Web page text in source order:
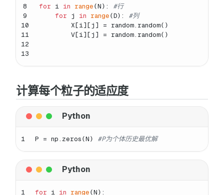
8
9
10
11
12
13
for i in range (N): #行
for j in range (D): #列
        X[i][j] = random.random()
        V[i][j] = random.random()
计算每个粒子的适应度
1 P = np.zeros(N) #P为个体历史最优解
1
for i in range (N):